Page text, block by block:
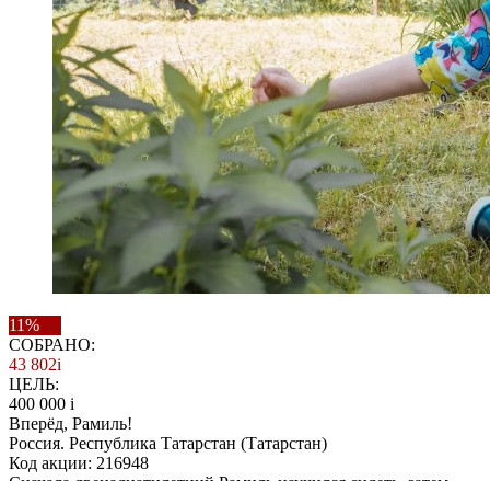
11%
СОБРАНО:
43 802i
ЦЕЛЬ:
400 000 i
Вперёд, Рамиль!
Россия. Республика Татарстан (Татарстан)
Код акции: 216948